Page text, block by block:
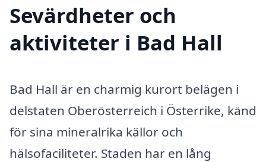
Sevärdheter och
aktiviteter i Bad Hall
Bad Hall är en charmig kurort belägen i
delstaten Oberösterreich i Österrike, känd
för sina mineralrika källor och
hälsofaciliteter. Staden har en lång